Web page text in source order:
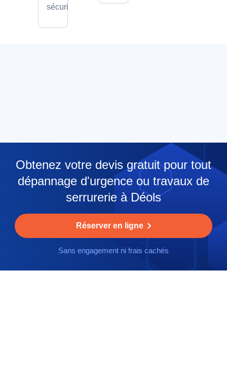
sécurité.
Obtenez votre devis gratuit pour tout
dépannage d'urgence ou travaux de
serrurerie à Déols
Réserver en ligne
Sans engagement ni frais cachés